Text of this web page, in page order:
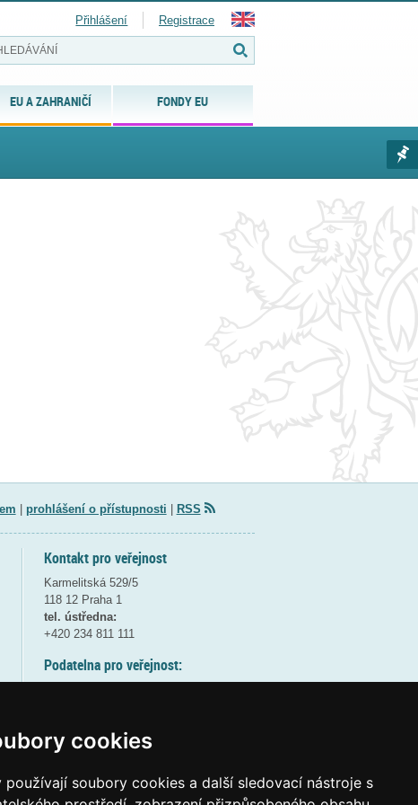
cookies
soubory cookies a další sledovací nástroje s
EU A ZAHRANIČÍ FONDY EU
Přihlášení Registrace
prohlášení o přístupnosti RSS
Kontakt pro veřejnost
Karmelitská 529/5
118 12 Praha 1
tel. ústředna:
+420 234 811 111
Podatelna pro veřejnost:
(více informací